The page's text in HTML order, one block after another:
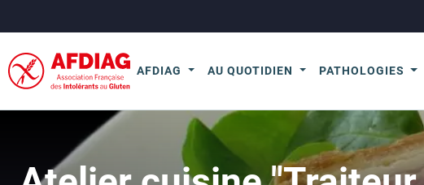
AFDIAG AU QUOTIDIEN PATHOLOGIES